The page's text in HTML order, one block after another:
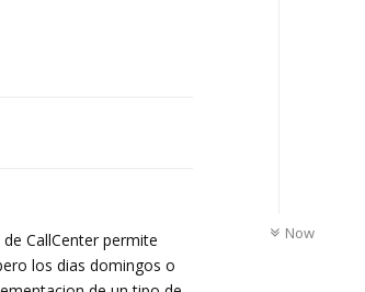
Now
CallCenter permite
los dias domingos o